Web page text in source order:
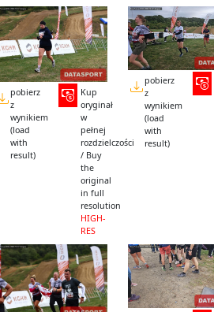
pobierz
z
wynikiem
(load
with
result)
Kup
oryginał
w
pełnej
rozdzielczości
/ Buy
the
original
in full
resolution
HIGH-
RES
pobierz
z
wynikiem
(load
with
result)